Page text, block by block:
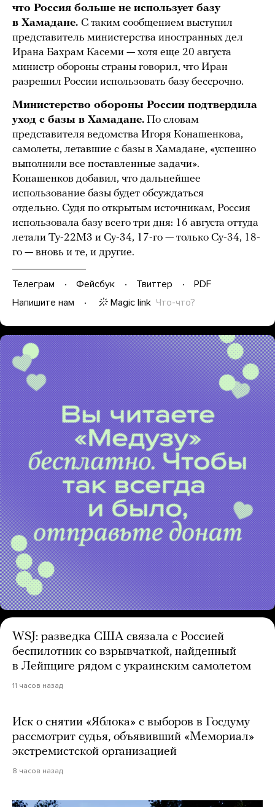
что Россия больше не использует базу
в Хамадане. С таким сообщением выступил
представитель министерства иностранных дел
Ирана Бахрам Касеми — хотя еще 20 августа
министр обороны страны говорил, что Иран
разрешил России использовать базу бессрочно.
Министерство обороны России подтвердила
уход с базы в Хамадане. По словам
представителя ведомства Игоря Конашенкова,
самолеты, летавшие с базы в Хамадане, «успешно
выполнили все поставленные задачи».
Конашенков добавил, что дальнейшее
использование базы будет обсуждаться
отдельно. Судя по открытым источникам, Россия
использовала базу всего три дня: 16 августа оттуда
летали Ту-22М3 и Су-34, 17-го — только Су-34, 18-
го — вновь и те, и другие.
Телеграм Фейсбук Твиттер
PDF
Напишите нам
Magic link Что-что?
WSJ: разведка США связала с Россией
беспилотник со взрывчаткой, найденный
в Лейпциге рядом с украинским самолетом
11 часов назад
Иск о снятии «Яблока» с выборов в Госдуму
рассмотрит судья, объявивший «Мемориал»
экстремистской организацией
8 часов назад